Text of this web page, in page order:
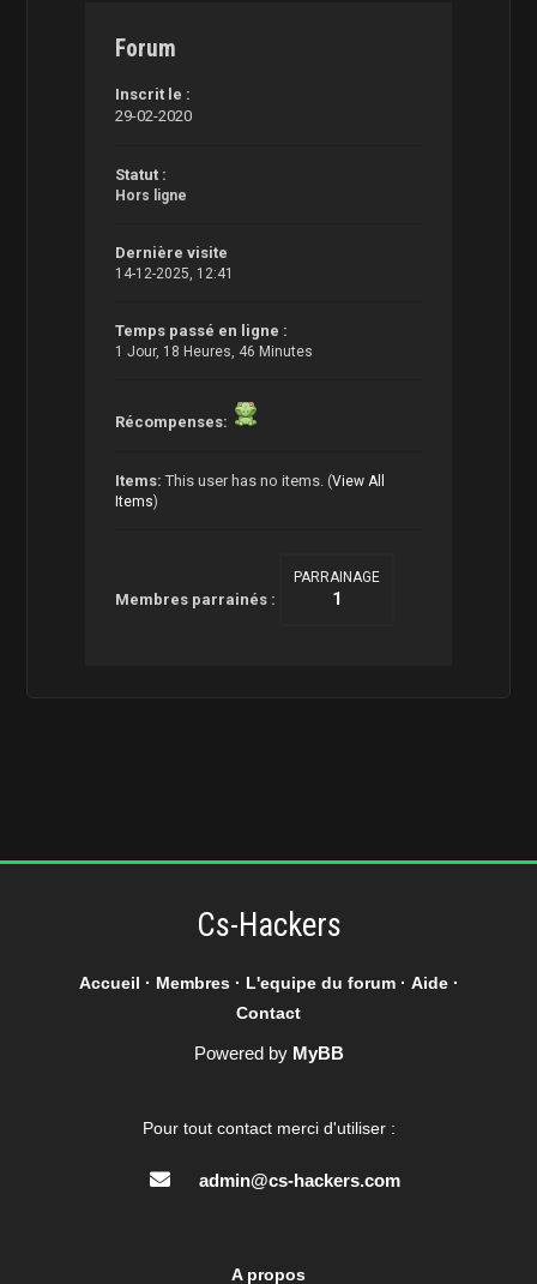
Forum
Inscrit le :
29-02-2020
Statut :
Hors ligne
Dernière visite
14-12-2025, 12:41
Temps passé en ligne :
1 Jour, 18 Heures, 46 Minutes
Récompenses:
Items: This user has no items. (View All
Items)
Membres parrainés :
PARRAINAGE
1
Cs-Hackers
Accueil · Membres· L'equipe du forum· Aide·
Contact
Powered by MyBB
Pour tout contact merci d'utiliser :
admin@cs-hackers.com
A propos